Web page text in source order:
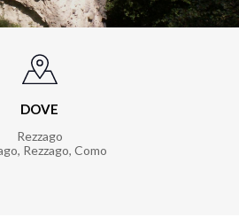
DOVE
Rezzago
, Rezzago, Como